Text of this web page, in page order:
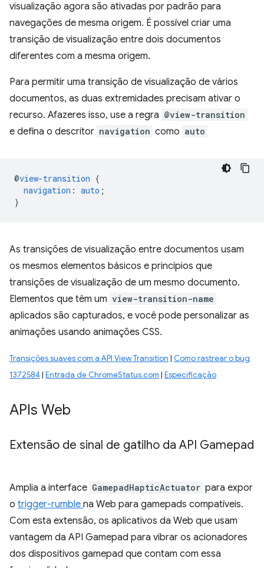
visualização agora são ativadas por padrão para
navegações de mesma origem. É possível criar uma
transição de visualização entre dois documentos
diferentes com a mesma origem.
Para permitir uma transição de visualização de vários
documentos, as duas extremidades precisam ativar o
recurso. Afazeres isso, use a regra @view-transition
e defina o descritor navigation como auto
@view-transition {
navigation : auto ;
}
As transições de visualização entre documentos usam
os mesmos elementos básicos e princípios que
transições de visualização de um mesmo documento.
Elementos que têm um view-transition-name
aplicados são capturados, e você pode personalizar as
animações usando animações CSS.
Transições suaves com a API View Transition | Como rastrear o bug
1372584 | Entrada de ChromeStatus.com | Especificação
APIs Web
Extensão de sinal de gatilho da API Gamepad
Amplia a interface GamepadHapticActuator para expor
o trigger-rumble na Web para gamepads compatíveis.
Com esta extensão, os aplicativos da Web que usam
vantagem da API Gamepad para vibrar os acionadores
dos dispositivos gamepad que contam com essa